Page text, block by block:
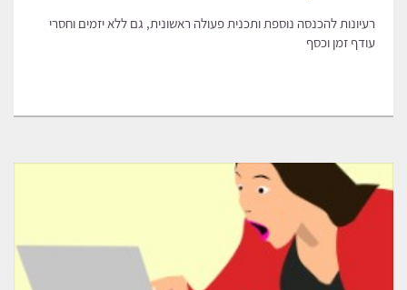
רעיונות להכנסה נוספת ותכנית פעולה ראשונית, גם ללא יזמים וחסרי
עודף זמן וכסף